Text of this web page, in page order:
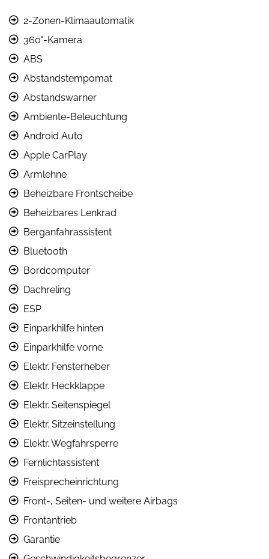
2-Zonen-Klimaautomatik
360°-Kamera
ABS
Abstandstempomat
Abstandswarner
Ambiente-Beleuchtung
Android Auto
Apple CarPlay
Armlehne
Beheizbare Frontscheibe
Beheizbares Lenkrad
Berganfahrassistent
Bluetooth
Bordcomputer
Dachreling
ESP
Einparkhilfe hinten
Einparkhilfe vorne
Elektr. Fensterheber
Elektr. Heckklappe
Elektr. Seitenspiegel
Elektr. Sitzeinstellung
Elektr. Wegfahrsperre
Fernlichtassistent
Freisprecheinrichtung
Front-, Seiten- und weitere Airbags
Frontantrieb
Garantie